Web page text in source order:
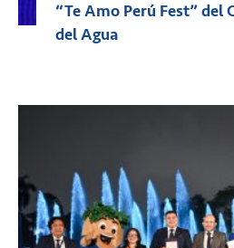
“Te Amo Perú Fest” del
del Agua